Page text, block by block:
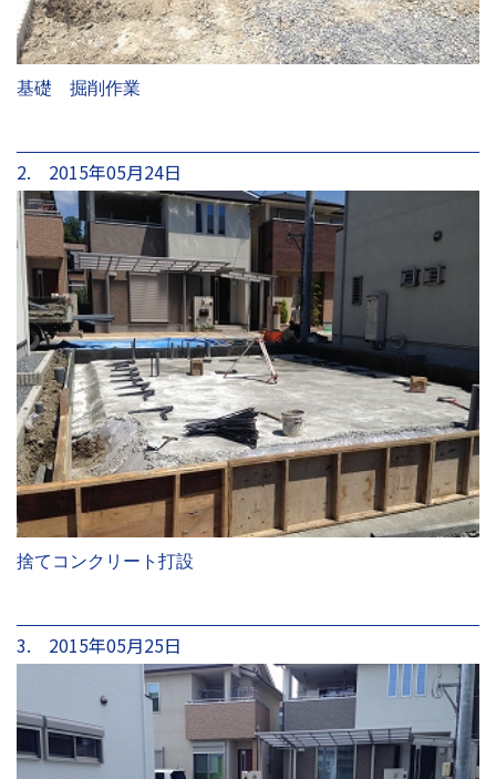
基礎 掘削作業
2. 2015年05月24日
捨てコンクリート打設
3. 2015年05月25日